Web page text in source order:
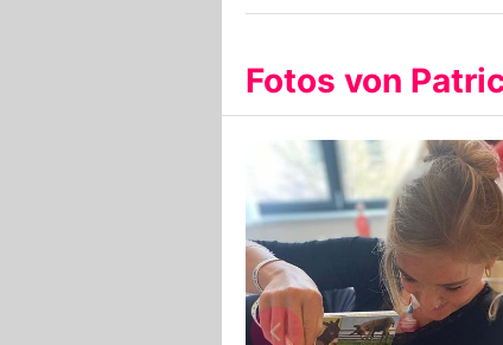
Fotos von